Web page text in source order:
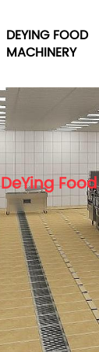
DEYING FOOD
MACHINERY
DeYing